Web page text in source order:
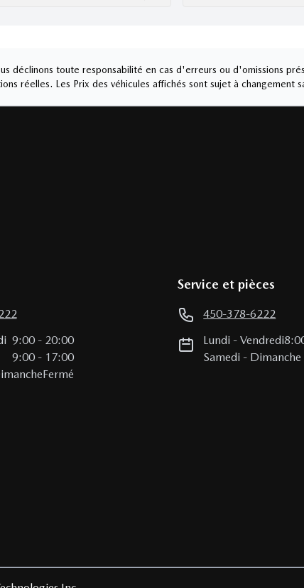
déclinons toute responsabilité en cas d'erreurs ou d'omissions
réelles. Les Prix des véhicules affichés sont sujet à changement
9:00- 20:00
9:00- 17:00
Fermé
Service et pièces
450-378-6222
Lundi -Vendredi
Samedi - Dimanche